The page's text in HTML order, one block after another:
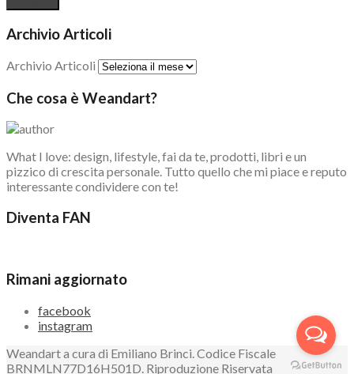
Archivio Articoli
Archivio Articoli
Che cosa è Weandart?
What I love: design, lifestyle, fai da te, prodotti, libri e un
pizzico di crescita personale. Tutto quello che mi piace e reputo
interessante condividere con te!
Diventa FAN
Rimani aggiornato
facebook
instagram
Weandart a cura di Emiliano Brinci. Codice Fiscale
BRNMLN77D16H501D. Riproduzione Riservata